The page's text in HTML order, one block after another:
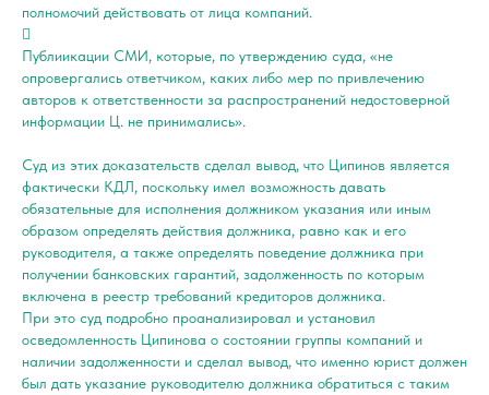
полномочий действовать от лица компаний.

Публиикации СМИ, которые, по утверждению суда, «не
опровергались ответчиком, каких либо мер по привлечению
авторов к ответственности за распространений недостоверной
информации Ц. не принимались».
Суд из этих доказательств сделал вывод, что Ципинов является
фактически КДЛ, поскольку имел возможность давать
обязательные для исполнения должником указания или иным
образом определять действия должника, равно как и его
руководителя, а также определять поведение должника при
получении банковских гарантий, задолженность по которым
включена в реестр требований кредиторов должника.
При это суд подробно проанализировал и установил
осведомленность Ципинова о состоянии группы компаний и
наличии задолженности и сделал вывод, что именно юрист должен
был дать указание руководителю должника обратиться с таким